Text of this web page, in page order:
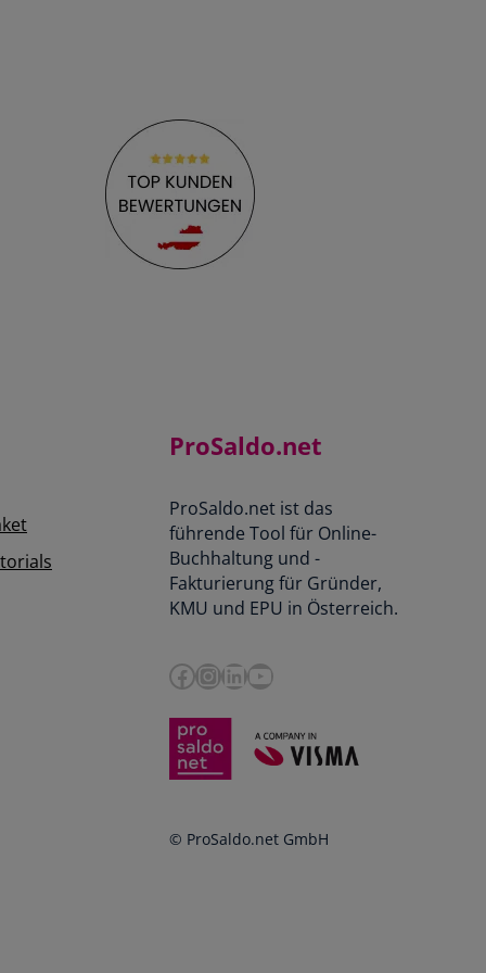
ProSaldo.net
ProSaldo.net ist das
führende Tool für Online-
Buchhaltung und -
Fakturierung für Gründer,
KMU und EPU in Österreich.
Facebook InstagramLinkedIn YouTube
© ProSaldo.net GmbH